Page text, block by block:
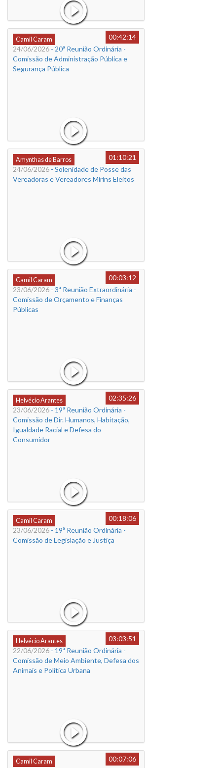
Camil Caram
00:42:14
24/06/2026 - 20ª Reunião Ordinária -
Comissão de Administração Pública e
Segurança Pública
Amynthas de Barros
01:10:21
24/06/2026 - Solenidade de Posse das
Vereadoras e Vereadores Mirins Eleitos
Camil Caram
00:03:12
23/06/2026 - 3ª Reunião Extraordinária -
Comissão de Orçamento e Finanças
Públicas
Helvécio Arantes
02:35:26
23/06/2026 - 19ª Reunião Ordinária -
Comissão de Dir. Humanos, Habitação,
Igualdade Racial e Defesa do
Consumidor
Camil Caram
00:18:06
23/06/2026 - 19ª Reunião Ordinária -
Comissão de Legislação e Justiça
Helvécio Arantes
03:03:51
22/06/2026 - 19ª Reunião Ordinária -
Comissão de Meio Ambiente, Defesa dos
Animais e Política Urbana
Camil Caram
00:07:06